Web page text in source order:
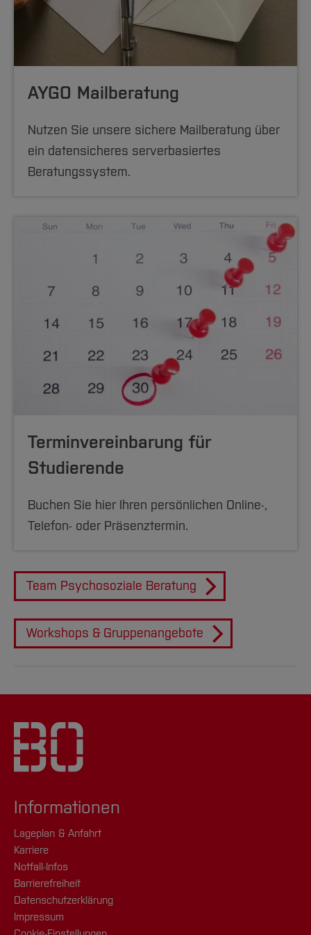
AYGO Mailberatung
Nutzen Sie unsere sichere Mailberatung über
ein datensicheres serverbasiertes
Beratungssystem.
Terminvereinbarung für
Studierende
Buchen Sie hier Ihren persönlichen Online-,
Telefon- oder Präsenztermin.
Team Psychosoziale Beratung
Workshops & Gruppenangebote
Informationen
Lageplan & Anfahrt
Karriere
Notfall-Infos
Barrierefreiheit
Datenschutzerklärung
Impressum